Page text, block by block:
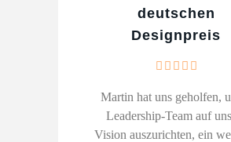
deutschen
Designpreis
Martin hat uns geholfen,
Leadership-Team auf
Vision auszurichten, ein